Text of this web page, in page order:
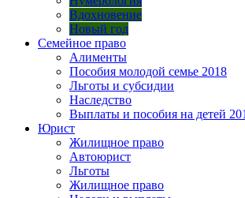
Вдохновение
Новый год
Семейное право
Алименты
Пособия молодой семье 2018
Льготы и субсидии
Наследство
Выплаты и пособия на детей
Юрист
Жилищное право
Автоюрист
Льготы
Жилищное право